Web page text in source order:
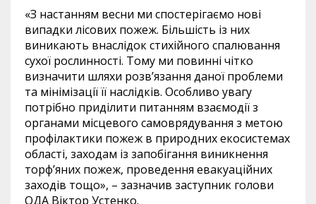
«З настанням весни ми спостерігаємо нові
випадки лісових пожеж. Більшість із них
виникають внаслідок стихійного спалювання
сухої рослинності. Тому ми повинні чітко
визначити шляхи розв’язання даної проблеми
та мінімізації її наслідків. Особливо увагу
потрібно приділити питанням взаємодії з
органами місцевого самоврядування з метою
профілактики пожеж в природних екосистемах
області, заходам із запобігання виникнення
торф’яних пожеж, проведення евакуаційних
заходів тощо», – зазначив заступник голови
ОДА Віктор Устенко.